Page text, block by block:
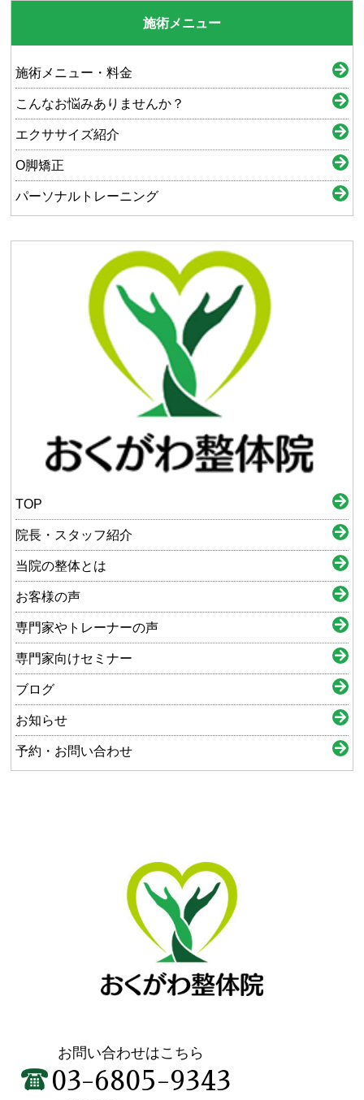
施術メニュー
施術メニュー・料金
こんなお悩みありませんか？
エクササイズ紹介
O脚矯正
パーソナルトレーニング
TOP
院長・スタッフ紹介
当院の整体とは
お客様の声
専門家やトレーナーの声
専門家向けセミナー
ブログ
お知らせ
予約・お問い合わせ
お問い合わせはこちら
03-6805-9343